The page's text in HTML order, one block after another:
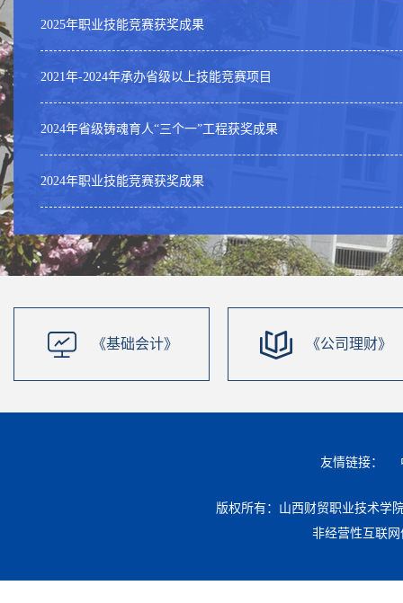
2025年职业技能竞赛获奖成果
2021年-2024年承办省级以上技能竞赛项目
2024年省级铸魂育人“三个一”工程获奖成果
2024年职业技能竞赛获奖成果
《基础会计》 《公司理财》
友情链接：
版权所有：山西财贸职业技术学
非经营性互联